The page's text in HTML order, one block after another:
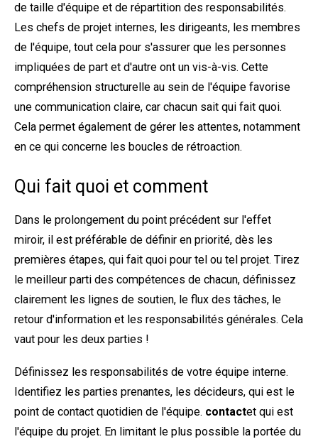
de taille d'équipe et de répartition des responsabilités.
Les chefs de projet internes, les dirigeants, les membres
de l'équipe, tout cela pour s'assurer que les personnes
impliquées de part et d'autre ont un vis-à-vis. Cette
compréhension structurelle au sein de l'équipe favorise
une communication claire, car chacun sait qui fait quoi.
Cela permet également de gérer les attentes, notamment
en ce qui concerne les boucles de rétroaction.
Qui fait quoi et comment
Dans le prolongement du point précédent sur l'effet
miroir, il est préférable de définir en priorité, dès les
premières étapes, qui fait quoi pour tel ou tel projet. Tirez
le meilleur parti des compétences de chacun, définissez
clairement les lignes de soutien, le flux des tâches, le
retour d'information et les responsabilités générales. Cela
vaut pour les deux parties !
Définissez les responsabilités de votre équipe interne.
Identifiez les parties prenantes, les décideurs, qui est le
point de contact quotidien de l'équipe. contactet qui est
l'équipe du projet. En limitant le plus possible la portée du